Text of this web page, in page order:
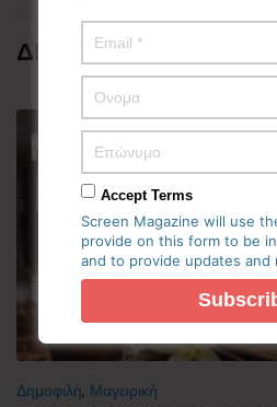
ΔΗΜΟΦΙΛΗ
Δημοφιλή, Μαγειρική
Accept Terms
Screen Magazine will use
provide on this form to be
and to provide updates and